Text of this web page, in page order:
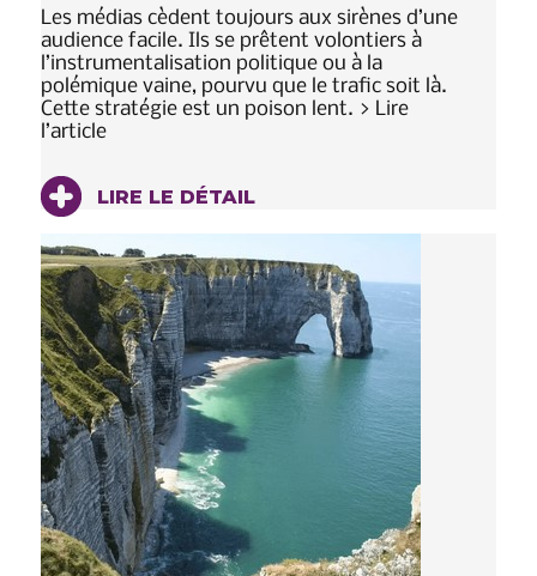
Les médias cèdent toujours aux sirènes d’une
audience facile. Ils se prêtent volontiers à
l’instrumentalisation politique ou à la
polémique vaine, pourvu que le trafic soit là.
Cette stratégie est un poison lent. > Lire
l’article
LIRE LE DÉTAIL